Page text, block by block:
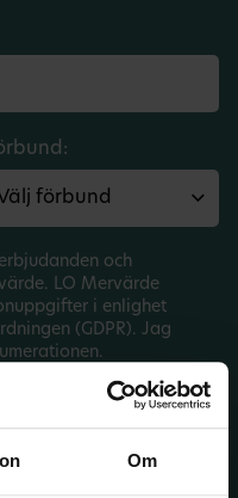
Om
och
LO Mervärde
i enlighet
(GDPR). Jag